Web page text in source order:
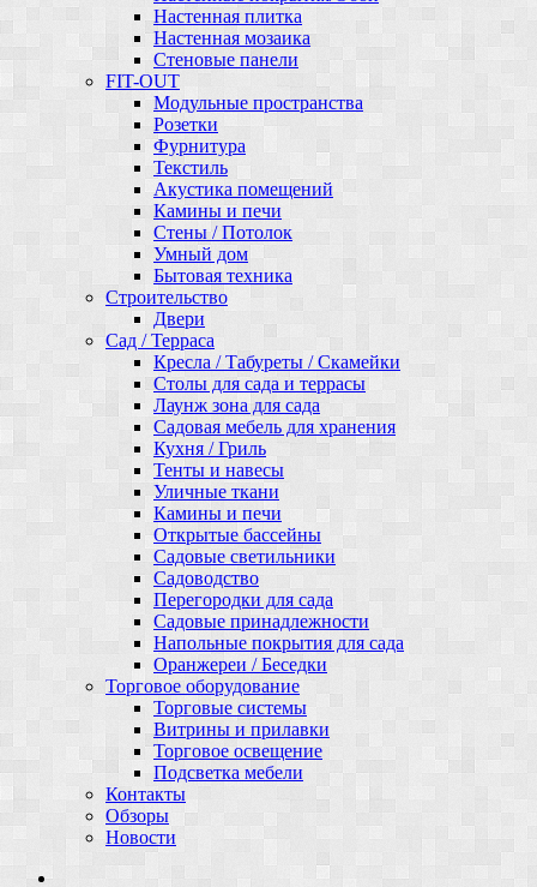
Настенная плитка
Настенная мозаика
Стеновые панели
FIT-OUT
Модульные пространства
Розетки
Фурнитура
Текстиль
Акустика помещений
Камины и печи
Стены / Потолок
Умный дом
Бытовая техника
Строительство
Двери
Сад / Терраса
Кресла / Табуреты / Скамейки
Столы для сада и террасы
Лаунж зона для сада
Садовая мебель для хранения
Кухня / Гриль
Тенты и навесы
Уличные ткани
Камины и печи
Открытые бассейны
Садовые светильники
Садоводство
Перегородки для сада
Садовые принадлежности
Напольные покрытия для сада
Оранжереи / Беседки
Торговое оборудование
Торговые системы
Витрины и прилавки
Торговое освещение
Подсветка мебели
Контакты
Обзоры
Новости